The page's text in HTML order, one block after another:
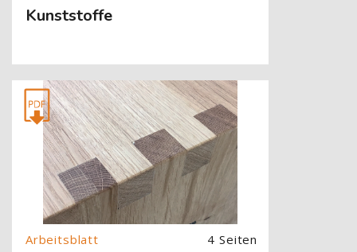
Kunststoffe
[Cocoon] About (Text with Image) überspringen
4 Seiten